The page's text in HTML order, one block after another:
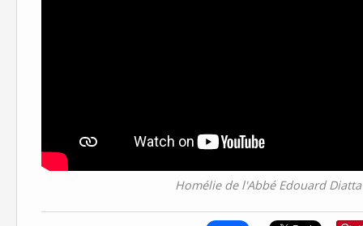
Homélie de l'Abbé Edouard